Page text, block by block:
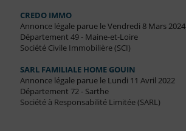
CREDO IMMO
Annonce légale parue le Vendredi 8 Mars 2024
Département 49 - Maine-et-Loire
Société Civile Immobilière (SCI)
SARL FAMILIALE HOME GOUIN
Annonce légale parue le Lundi 11 Avril 2022
Département 72 - Sarthe
Société à Responsabilité Limitée (SARL)